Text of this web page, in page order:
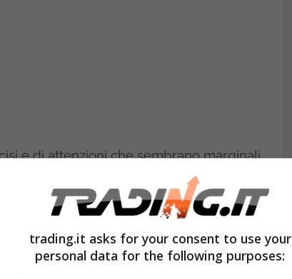
e di attenzioni che sembrano marginali
in un vero risparmio. Non si tratta di
normativa fiscale, semplice per chi
muove senza le giuste informazioni. E
trading.it asks for your consent to use your
personal data for the following purposes: